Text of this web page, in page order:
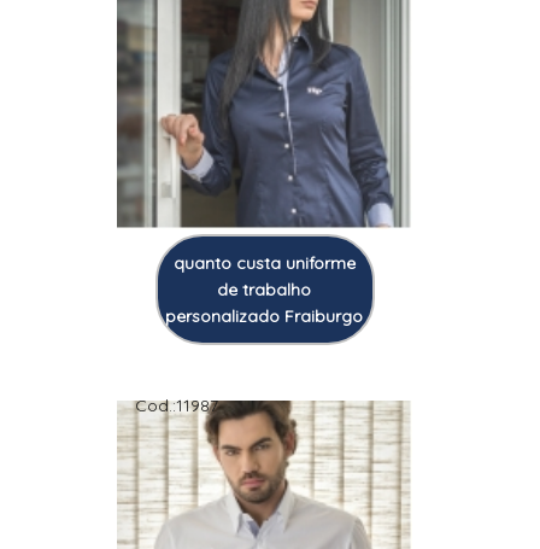
quanto custa uniforme
de trabalho
personalizado Fraiburgo
Cod.:11987